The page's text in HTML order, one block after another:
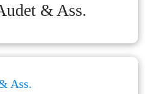
& Ass.
Ass.